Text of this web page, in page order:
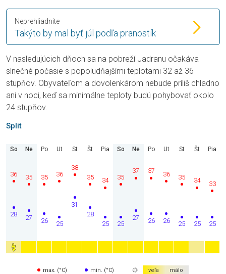
Takýto by mal byť júl podľa pranostík
Neprehliadnite
V nasledujúcich dňoch sa na pobreží Jadranu očakáva
slnečné počasie s popoludňajšími teplotami 32 až 36
stupňov. Obyvateľom a dovolenkárom nebude príliš chladno
ani v noci, keď sa minimálne teploty budú pohybovať okolo
24 stupňov.
Split
So
28
36
Ne
27
35
Po
26
35
Ut
25
36
St
31
38
Št
28
35
Pia
25
34
So
25
35
Ne
27
37
Po
26
37
Ut
26
36
St
25
35
Št
25
34
Pia
25
33
max. (°C) min. (°C) veľa málo